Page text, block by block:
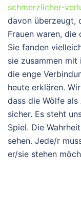
schmerzlicher-
davon überzeugt,
Frauen waren, die
Sie fanden
sie zusammen
die enge
heute erklären.
dass die Wölfe
sicher. Es steht
Spiel. Die
sehen. Jede/r
er/sie stehen